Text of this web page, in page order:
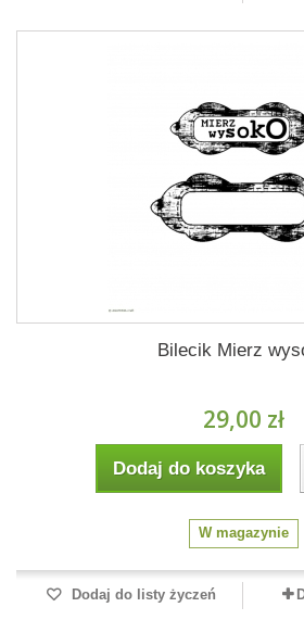
Bilecik Mierz
29,00 zł
Dodaj do koszyka
W magazynie
Dodaj do listy życzeń